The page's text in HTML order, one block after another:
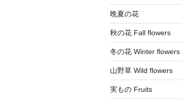
晩夏の花
秋の花 Fall flowers
冬の花 Winter flowers
山野草 Wild flowers
実もの Fruits